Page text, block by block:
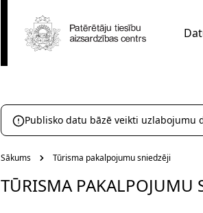
Publisko datu bāzē veikti uzlabojumu
Sākums Tūrisma pakalpojumu sniedzēji
TŪRISMA PAKALPOJUMU